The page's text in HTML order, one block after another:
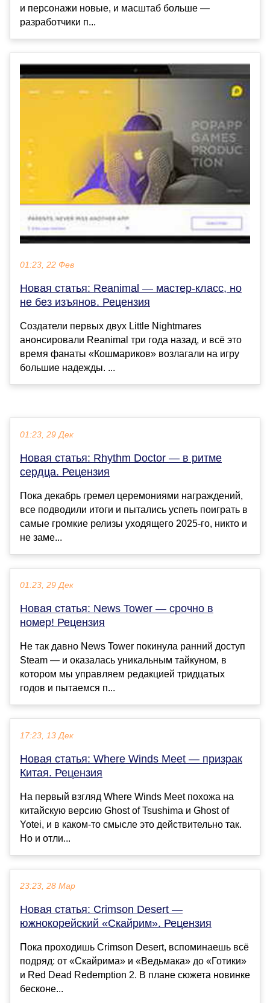
и персонажи новые, и масштаб больше —
разработчики п...
01:23, 22 Фев
Новая статья: Reanimal — мастер-класс, но
не без изъянов. Рецензия
Создатели первых двух Little Nightmares
анонсировали Reanimal три года назад, и всё это
время фанаты «Кошмариков» возлагали на игру
большие надежды. ...
01:23, 29 Дек
Новая статья: Rhythm Doctor — в ритме
сердца. Рецензия
Пока декабрь гремел церемониями награждений,
все подводили итоги и пытались успеть поиграть в
самые громкие релизы уходящего 2025-го, никто и
не заме...
01:23, 29 Дек
Новая статья: News Tower — срочно в
номер! Рецензия
Не так давно News Tower покинула ранний доступ
Steam — и оказалась уникальным тайкуном, в
котором мы управляем редакцией тридцатых
годов и пытаемся п...
17:23, 13 Дек
Новая статья: Where Winds Meet — призрак
Китая. Рецензия
На первый взгляд Where Winds Meet похожа на
китайскую версию Ghost of Tsushima и Ghost of
Yotei, и в каком-то смысле это действительно так.
Но и отли...
23:23, 28 Мар
Новая статья: Crimson Desert —
южнокорейский «Скайрим». Рецензия
Пока проходишь Crimson Desert, вспоминаешь всё
подряд: от «Скайрима» и «Ведьмака» до «Готики»
и Red Dead Redemption 2. В плане сюжета новинке
бесконе...